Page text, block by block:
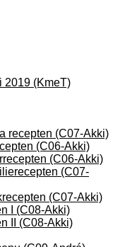
2019 (KmeT)
recepten (C07-Akki)
(C06-Akki)
(C06-Akki)
(C07-
(C07-Akki)
I (C08-Akki)
II (C08-Akki)